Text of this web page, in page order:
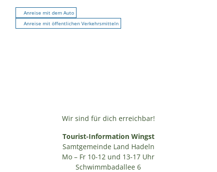
Anreise mit dem Auto
Anreise mit öffentlichen Verkehrsmitteln
Wir sind für dich erreichbar!
Tourist-Information Wingst
Samtgemeinde Land Hadeln
Mo – Fr 10-12 und 13-17 Uhr
Schwimmbadallee 6